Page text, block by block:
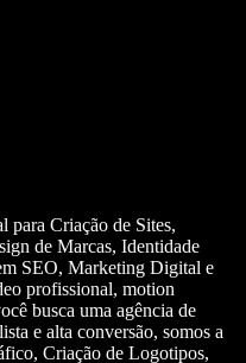
para Criação de Sites,
de Marcas, Identidade
SEO, Marketing Digital e
profissional, motion
busca uma agência de
e alta conversão, somos a
Criação de Logotipos,